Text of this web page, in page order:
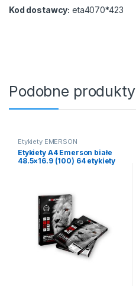
Kod dostawcy: eta4070*423
Podobne produkty
Etykiety EMERSON
Etykiety A4 Emerson białe
48.5×16.9 (100) 64 etykiety